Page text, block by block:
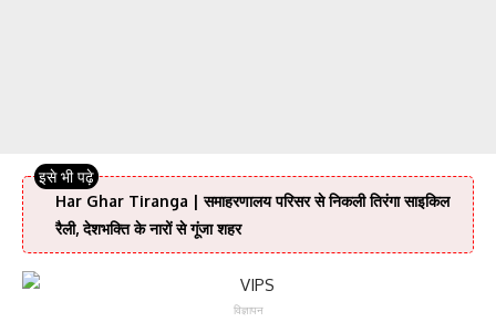
Har Ghar Tiranga | समाहरणालय परिसर से निकली तिरंगा साइकिल
रैली, देशभक्ति के नारों से गूंजा शहर
विज्ञापन